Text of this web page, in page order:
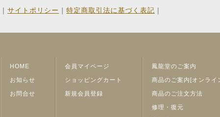
｜ サイトポリシー ｜ 特定商取引法に基づく表記 ｜
HOME
お知らせ
お問合せ
会員マイページ
ショッピングカート
新規会員登録
鳳龍堂のご案内
商品のご案内[オンライ
商品のご注文方法
修理・復元